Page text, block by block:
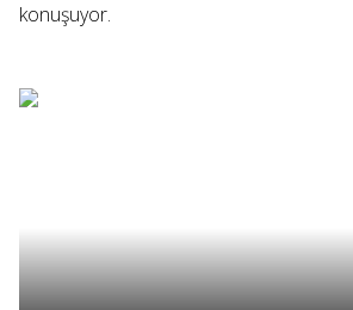
konuşuyor.